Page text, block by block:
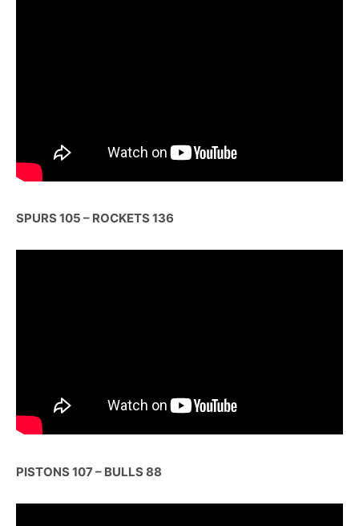
SPURS 105 – ROCKETS 136
PISTONS 107 – BULLS 88